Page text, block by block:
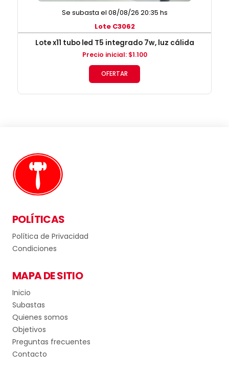
Se subasta el 08/08/26 20:35 hs
Lote C3062
Lote x11 tubo led T5 integrado 7w, luz cálida
Precio inicial: $1.100
OFERTAR
POLÍTICAS
Política de Privacidad
Condiciones
MAPA DE SITIO
Inicio
Subastas
Quienes somos
Objetivos
Preguntas frecuentes
Contacto